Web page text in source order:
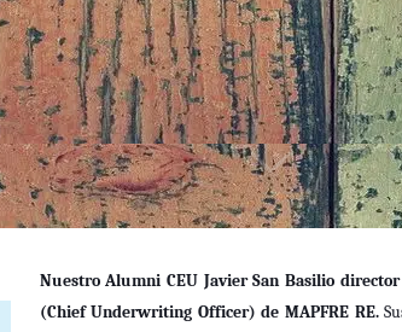
NuestroAlumni CEU Javier San Basilio director
(Chief Underwriting Officer) de MAPFRE RE.